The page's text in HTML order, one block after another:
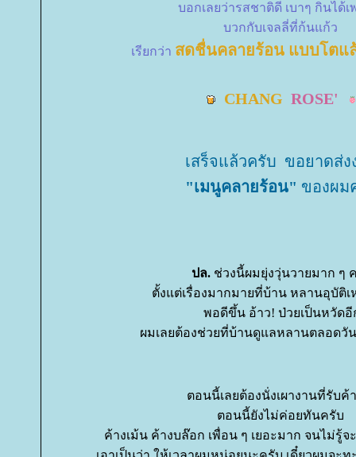
บอกเลยว่ารสชาติดี เบาๆ กินได้
บวกกับเจลลี่ที่ก้นแก้ว
เรียกว่า สดชื่นคลายร้อน แบบโต
CHANG ROSE'
เสร็จแล้วครับ ขอยาดส่ง
"เมนูคลายร้อน" ของผม
ปล.ช่วงนี้ผมยุ่งวุ่นวายมาก ๆ
ตั้งแต่เรื่องมากมายที่บ้าน หลานอุบัติเ
พอดีขึ้น อ้าว! ป่วยเป็นหวัดอี
ผมเลยต้องช่วยที่บ้านดูแลหลานตลอดวั
ตอนนี้เลยต้องนั่งเผางานที่รับค้
ตอนนี้ยังไม่ค่อยทันครับ
ค้างเม้น ค้างบล๊อก เพื่อน ๆ เยอะมาก จนไม่รู้จ